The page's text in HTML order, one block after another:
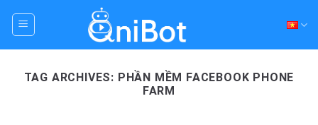
TAG ARCHIVES: PHẦN MỀM FACEBOOK PHONE
FARM